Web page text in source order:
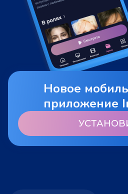
Новое
приложение